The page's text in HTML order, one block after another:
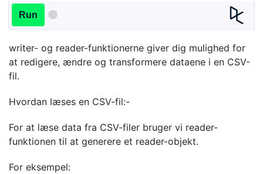
Run
writer- og reader-funktionerne giver dig mulighed for
at redigere, ændre og transformere dataene i en CSV-
fil.
Hvordan læses en CSV-fil:-
For at læse data fra CSV-filer bruger vi reader-
funktionen til at generere et reader-objekt.
For eksempel: